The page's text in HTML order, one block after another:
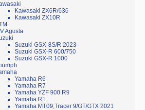
Kawasaki ZX6R/636
Kawasaki ZX10R
Agusta
Suzuki GSX-8S/R 2023-
Suzuki GSX-R 600/750
Suzuki GSX-R 1000
Yamaha R6
Yamaha R7
Yamaha YZF 900 R9
Yamaha R1
Yamaha MT09,Tracer 9/GT/GTX 2021